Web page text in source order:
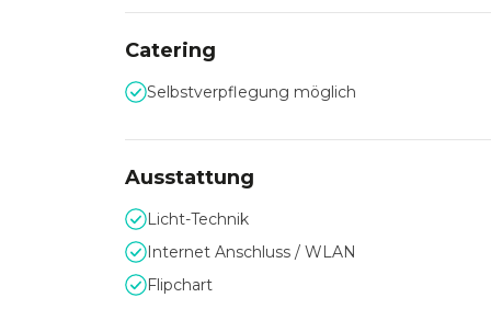
Tagungen problemlos durchgeführt werden.
Stilvolles Ambiente für
produktive Meetings und erfolgreiche
Besondere
Zu den Besonderheiten von City-Ton zählen
Catering
Selbstverpflegung möglich
Ausstattung
Licht-Technik
Internet Anschluss / WLAN
Flipchart